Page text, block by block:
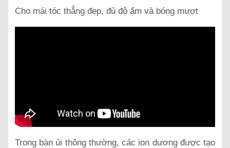
Cho mái tóc thẳng đẹp, đủ độ ẩm và bóng mượt
Trong bàn ủi thông thường, các ion dương được tạo